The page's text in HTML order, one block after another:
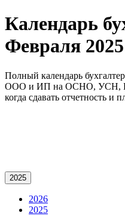
Календарь
Февраля 2025
Полный календарь
OOO и ИП на ОСНО, УСН,
когда сдавать отчетность и
2025
2026
2025